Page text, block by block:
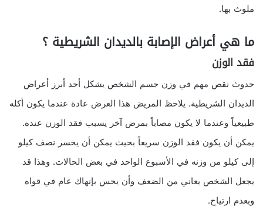
ملوث بها.
ما هي أعراض الإصابة بالديدان الشريطية ؟
فقد الوزن
حدوث نقص مهم في وزن جسم الشخص يشكل أحد أبرز أعراض
الديدان الشريطية. يلاحظ المريض هذا العرض عادة عندما يكون أكله
طبيعياً وعندما لا يكون مصاباً بمرض آخر يسبب فقد الوزن عنده.
يمكن أن يكون فقد الوزن سريعاً بحيث يمكن أن يخسر نصف كيلو
إلى كيلو من وزنه في الأسبوع الواحد في بعض الحالات. وهذا قد
يجعل الشخص يعاني من الضعف وأن يحس بإنهاك عام في قواه
وبعدم ارتياح.